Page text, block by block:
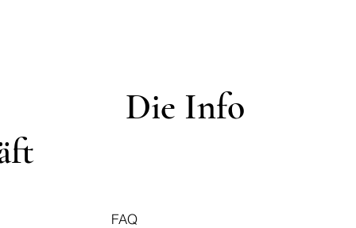
Die Info
FAQ